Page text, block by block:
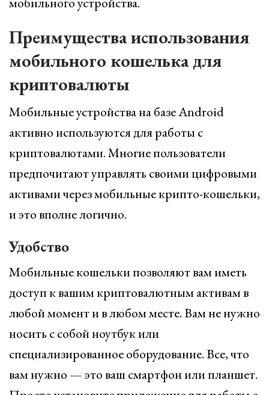
Преимущества использования
мобильного кошелька для
криптовалюты
Мобильные устройства на базе Android
активно используются для работы с
криптовалютами. Многие пользователи
предпочитают управлять своими цифровыми
активами через мобильные крипто-кошельки,
и это вполне логично.
Удобство
Мобильные кошельки позволяют вам иметь
доступ к вашим криптовалютным активам в
любой момент и в любом месте. Вам не нужно
носить с собой ноутбук или
специализированное оборудование. Все, что
вам нужно — это ваш смартфон или планшет.